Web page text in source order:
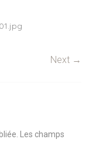
Next →
Les champs